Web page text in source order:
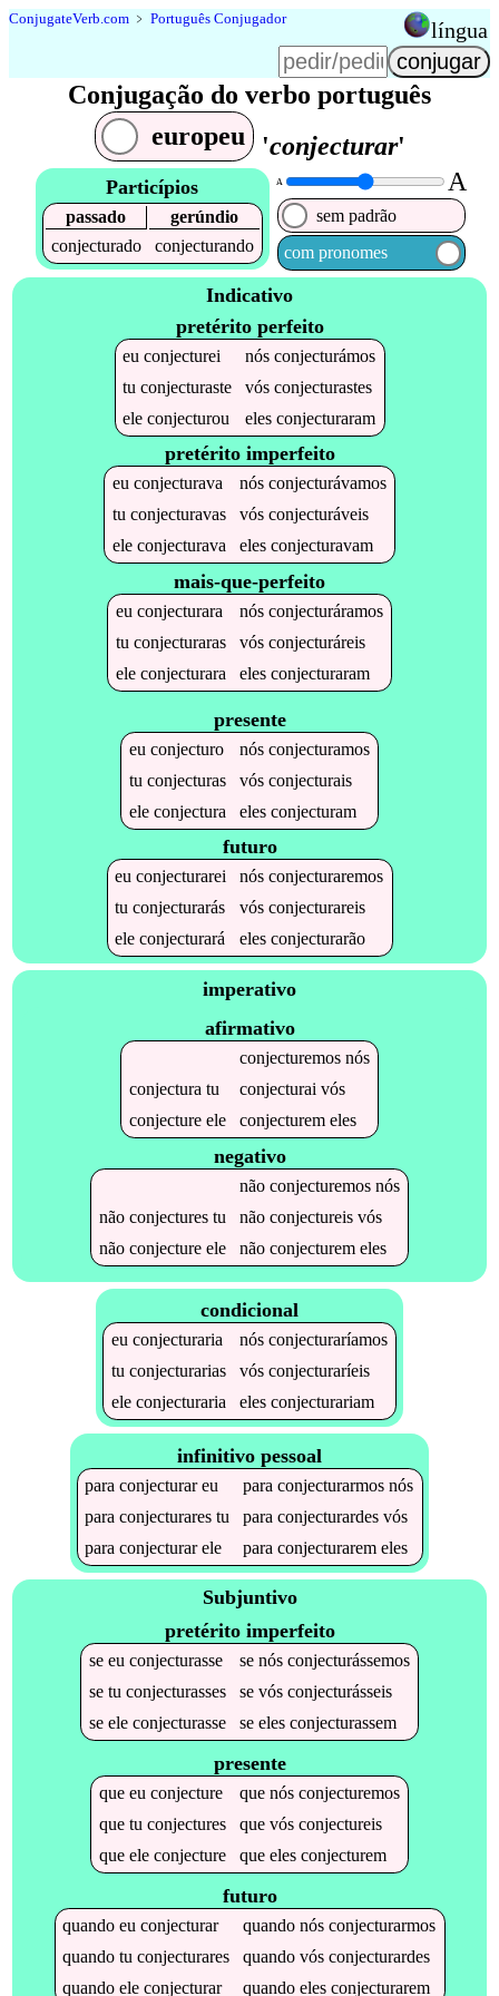
ConjugateVerb.com ﹥ Português Conjugador língua
Conjugação do verbo português
europeu
'conjecturar'
Particípios
passado
gerúndio
conjecturado
conjecturando
A A
sem padrão
com pronomes
Indicativo
pretérito perfeito
euconjecturei nósconjecturámos
tuconjecturaste vósconjecturastes
eleconjecturou elesconjecturaram
pretérito imperfeito
eu conjecturava nós conjecturávamos
tu conjecturavas vós conjecturáveis
ele conjecturava eles conjecturavam
mais-que-perfeito
eu conjecturara nós conjecturáramos
tu conjecturaras vós conjecturáreis
ele conjecturara eles conjecturaram
presente
eu conjecturo nós conjecturamos
tu conjecturas vós conjecturais
ele conjectura eles conjecturam
futuro
euconjecturarei nósconjecturaremos
tuconjecturarás vósconjecturareis
eleconjecturará elesconjecturarão
imperativo
afirmativo
conjecturemosnós
conjectura tu conjecturai vós
conjectureele conjecturemeles
negativo
não conjecturemosnós
não conjecturestu não conjectureisvós
não conjectureele não conjecturemeles
condicional
eu conjecturaria nós conjecturaríamos
tu conjecturarias vós conjecturaríeis
ele conjecturaria eles conjecturariam
infinitivo pessoal
paraconjecturareu paraconjecturarmos nós
paraconjecturares tu paraconjecturardes vós
paraconjecturarele paraconjecturarem eles
Subjuntivo
pretérito imperfeito
se eu conjecturasse se nós conjecturássemos
se tu conjecturasses se vós conjecturásseis
se ele conjecturasse se eles conjecturassem
presente
que eu conjecture que nós conjecturemos
que tu conjectures que vós conjectureis
que ele conjecture que eles conjecturem
futuro
quandoeuconjecturar quandonósconjecturarmos
quandotuconjecturares quandovósconjecturardes
quandoeleconjecturar quandoelesconjecturarem